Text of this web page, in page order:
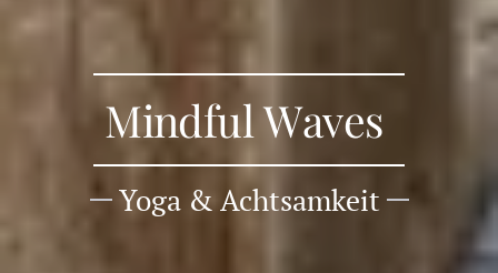
Mindful Waves
Yoga & Achtsamkeit